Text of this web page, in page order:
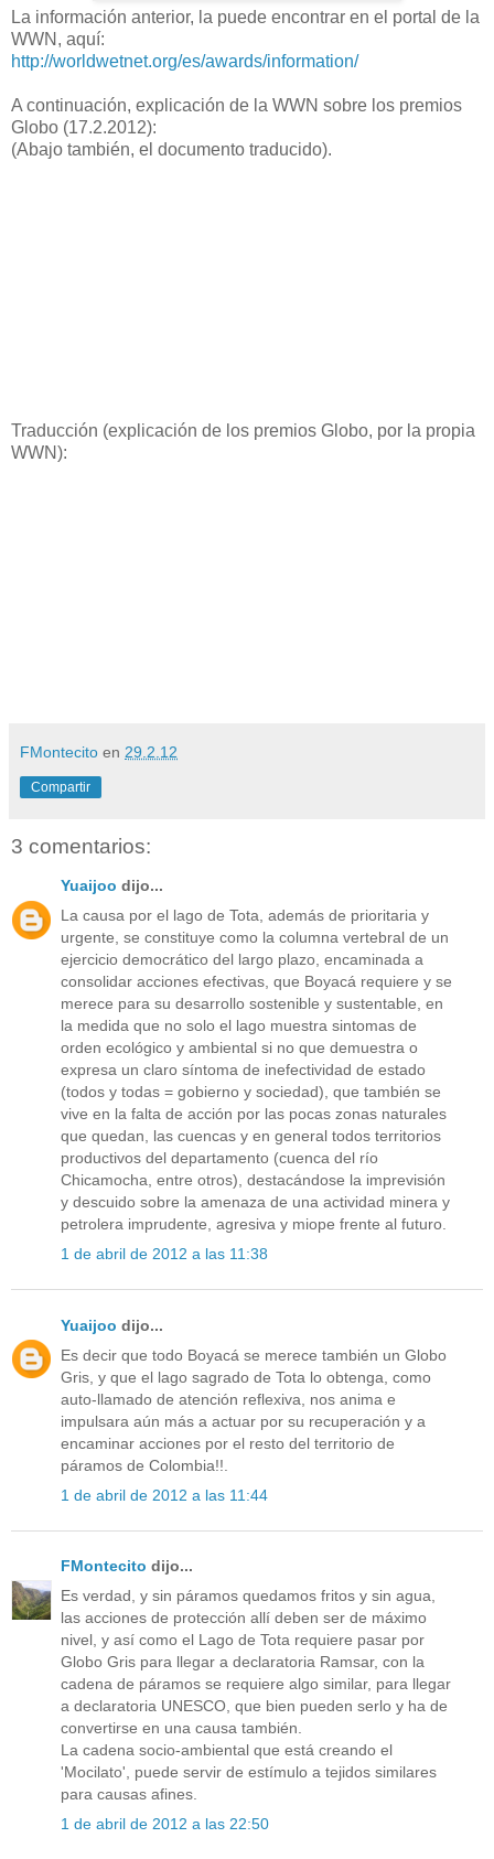
La información anterior, la puede encontrar en el portal de la
WWN, aquí:
http://worldwetnet.org/es/awards/information/
A continuación, explicación de la WWN sobre los premios
Globo (17.2.2012):
(Abajo también, el documento traducido).
Traducción (explicación de los premios Globo, por la propia
WWN):
FMontecito en 29.2.12
Compartir
3 comentarios:
Yuaijoo dijo...
La causa por el lago de Tota, además de prioritaria y
urgente, se constituye como la columna vertebral de un
ejercicio democrático del largo plazo, encaminada a
consolidar acciones efectivas, que Boyacá requiere y se
merece para su desarrollo sostenible y sustentable, en
la medida que no solo el lago muestra sintomas de
orden ecológico y ambiental si no que demuestra o
expresa un claro síntoma de inefectividad de estado
(todos y todas = gobierno y sociedad), que también se
vive en la falta de acción por las pocas zonas naturales
que quedan, las cuencas y en general todos territorios
productivos del departamento (cuenca del río
Chicamocha, entre otros), destacándose la imprevisión
y descuido sobre la amenaza de una actividad minera y
petrolera imprudente, agresiva y miope frente al futuro.
1 de abril de 2012 a las 11:38
Yuaijoo dijo...
Es decir que todo Boyacá se merece también un Globo
Gris, y que el lago sagrado de Tota lo obtenga, como
auto-llamado de atención reflexiva, nos anima e
impulsara aún más a actuar por su recuperación y a
encaminar acciones por el resto del territorio de
páramos de Colombia!!.
1 de abril de 2012 a las 11:44
FMontecito dijo...
Es verdad, y sin páramos quedamos fritos y sin agua,
las acciones de protección allí deben ser de máximo
nivel, y así como el Lago de Tota requiere pasar por
Globo Gris para llegar a declaratoria Ramsar, con la
cadena de páramos se requiere algo similar, para llegar
a declaratoria UNESCO, que bien pueden serlo y ha de
convertirse en una causa también.
La cadena socio-ambiental que está creando el
'Mocilato', puede servir de estímulo a tejidos similares
para causas afines.
1 de abril de 2012 a las 22:50